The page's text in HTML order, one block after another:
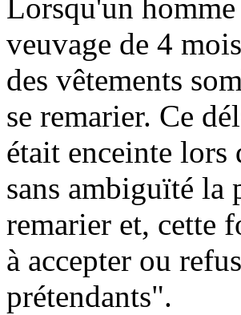
Lorsqu'un
veuvage de 4
des vêtements
se remarier. Ce
était enceinte lors
sans ambiguïté la
remarier et, cette
à accepter ou
prétendants".